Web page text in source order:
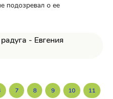
подозревал о ее
- Евгения
7 8 9 10 11